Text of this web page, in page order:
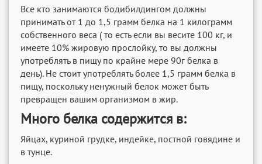
Все кто занимаются бодибилдингом должны
принимать от 1 до 1,5 грамм белка на 1 килограмм
собственного веса ( то есть если вы весите 100 кг, и
имеете 10% жировую прослойку, то вы должны
употреблять в пищу по крайне мере 90г белка в
день). Не стоит употреблять более 1,5 грамм белка в
пищу, поскольку ненужный белок может быть
превращен вашим организмом в жир.
Много белка содержится в:
Яйцах, куриной грудке, индейке, постной говядине и
в тунце.